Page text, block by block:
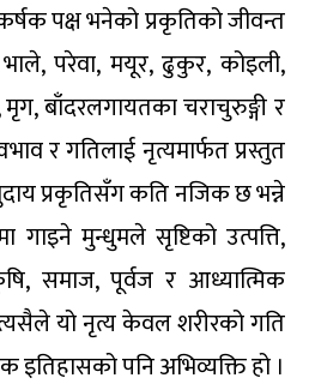
पक्ष भनेको प्रकृतिको जीवन्त
परेवा, मयूर, ढुकुर, कोइली,
बाँदरलगायतका चराचुरुङ्गी र
र गतिलाई नृत्यमार्फत प्रस्तुत
प्रकृतिसँग कति नजिक छ भन्ने
मुन्धुमले सृष्टिको उत्पत्ति,
समाज, पूर्वज र आध्यात्मिक
यो नृत्य केवल शरीरको गति
इतिहासको पनि अभिव्यक्ति हो ।